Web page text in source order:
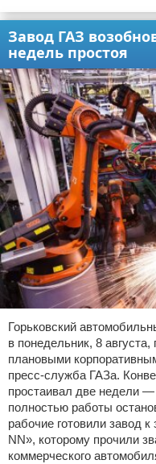
Завод ГАЗ
недель простоя
Горьковский
в понедельник, 8
плановыми
пресс-служба ГАЗа.
простаивал две недели
полностью работы
рабочие готовили завод
NN», которому прочили
коммерческого